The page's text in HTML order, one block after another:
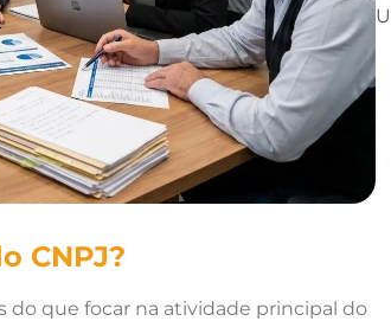
CNPJ?
do que focar na atividade principal do